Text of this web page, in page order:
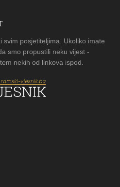
svim posjetiteljima. Ukoliko imate
smo propustili neku vijest -
nekih od linkova ispod.